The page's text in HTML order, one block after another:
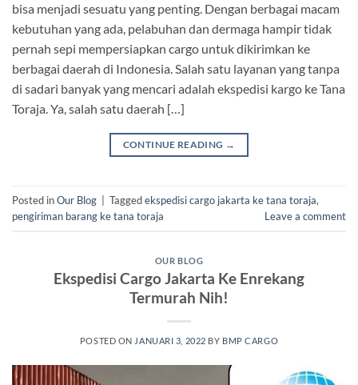
bisa menjadi sesuatu yang penting. Dengan berbagai macam
kebutuhan yang ada, pelabuhan dan dermaga hampir tidak
pernah sepi mempersiapkan cargo untuk dikirimkan ke
berbagai daerah di Indonesia. Salah satu layanan yang tanpa
di sadari banyak yang mencari adalah ekspedisi kargo ke Tana
Toraja. Ya, salah satu daerah […]
CONTINUE READING →
Posted inOur Blog Taggedekspedisi cargo jakarta ke tana toraja,
pengiriman barang ke tana toraja
Leave a comment
OUR BLOG
Ekspedisi Cargo Jakarta Ke Enrekang
Termurah Nih!
POSTED ON JANUARI 3, 2022 BY BMP CARGO